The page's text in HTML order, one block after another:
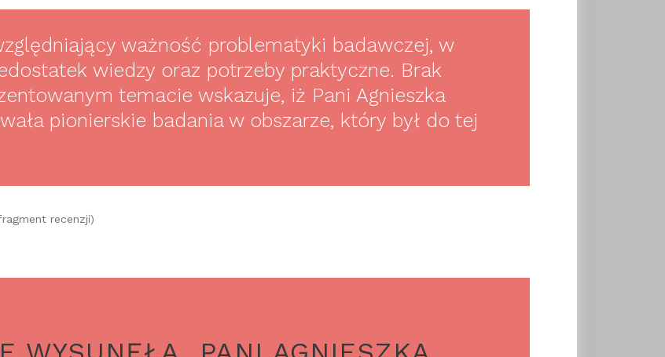
ważność problematyki badawczej, w
wiedzy oraz potrzeby praktyczne. Brak
temacie wskazuje, iż Pani Agnieszka
pionierskie badania w obszarze, który był do tej
recenzji)